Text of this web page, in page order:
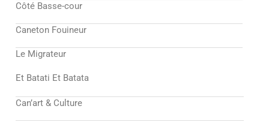
Côté Basse-cour
Caneton Fouineur
Le Migrateur
Et Batati Et Batata
Can’art & Culture